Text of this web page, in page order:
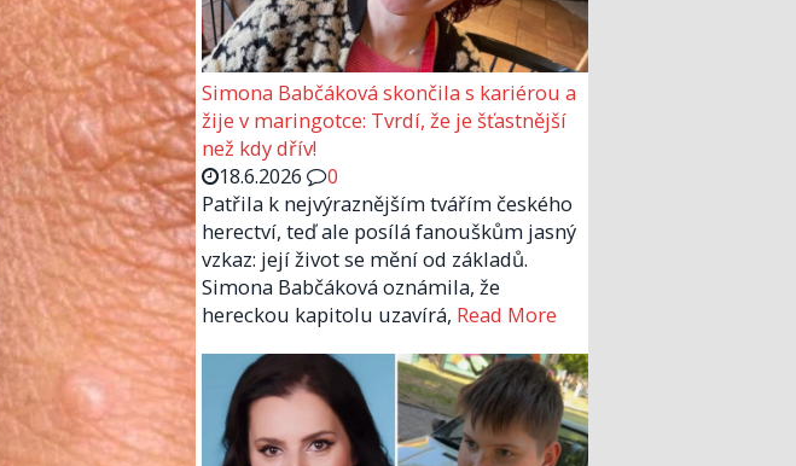
Simona Babčáková skončila s kariérou a
žije v maringotce: Tvrdí, že je šťastnější
než kdy dřív!
18.6.2026
0
Patřila k nejvýraznějším tvářím českého
herectví, teď ale posílá fanouškům jasný
vzkaz: její život se mění od základů.
Simona Babčáková oznámila, že
hereckou kapitolu uzavírá, Read More